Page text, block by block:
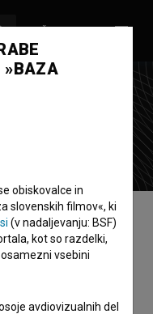
projekt, pri
(1983).
»BAZA
obiskovalce in
slovenskih filmov«, ki
(v nadaljevanju: BSF)
kot so razdelki,
vsebini
avdiovizualnih del